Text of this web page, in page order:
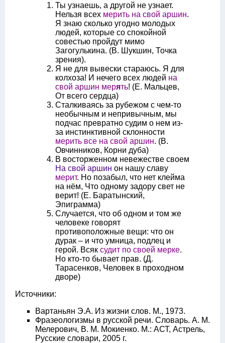
Ты узнаешь, а другой не узнает.
Нельзя всех мерить на свой аршин.
Я знаю сколько угодно молодых
людей, которые со спокойной
совестью пройдут мимо
Загогулькина. (В. Шукшин, Точка
зрения).
Я не для вывески стараюсь. Я для
колхоза! И нечего всех людей на
свой аршин мерять! (Е. Мальцев,
От всего сердца)
Сталкиваясь за рубежом с чем-то
необычным и непривычным, мы
подчас превратно судим о нем из-
за инстинктивной склонности
мерить все на свой аршин. (В.
Овчинников, Корни дуба)
В восторженном невежестве своем
На свой аршин он нашу славу
мерит. Но позабыл, что нет клейма
на нём, Что одному задору свет не
верит! (Е. Баратынский,
Эпиграмма)
Случается, что об одном и том же
человеке говорят
противоположные вещи: что он
дурак – и что умница, подлец и
герой. Всяк судит по своей мерке.
Но кто-то бывает прав. (Д.
Тарасенков, Человек в проходном
дворе)
Источники:
Вартаньян Э.А. Из жизни слов. М., 1973.
Фразеологизмы в русской речи. Словарь. А. М.
Мелерович, В. М. Мокиенко. М.: АСТ, Астрель,
Русские словари, 2005 г.